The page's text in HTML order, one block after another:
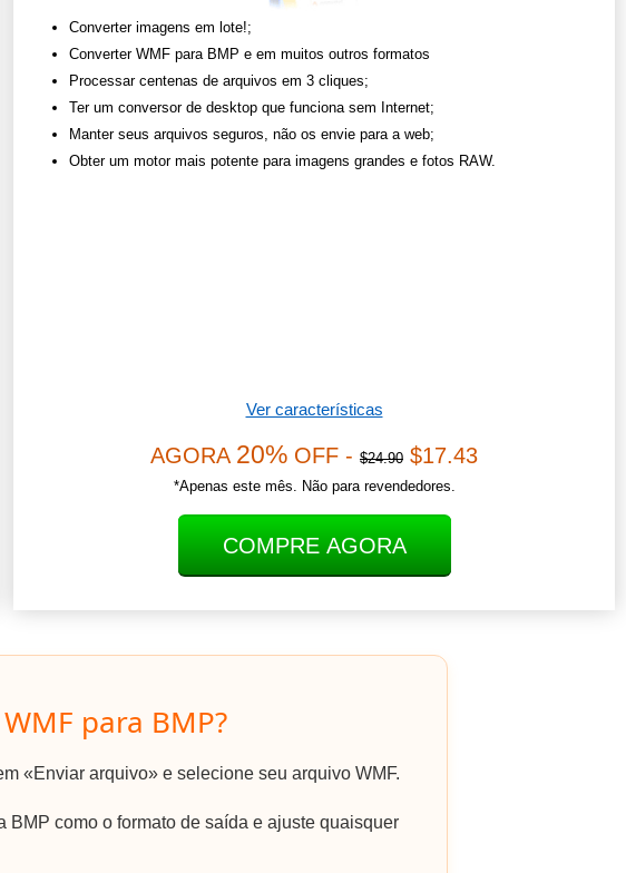
Converter imagens em lote!;
Converter WMF para BMP e em muitos outros formatos
Processar centenas de arquivos em 3 cliques;
Ter um conversor de desktop que funciona sem Internet;
Manter seus arquivos seguros, não os envie para a web;
Obter um motor mais potente para imagens grandes e fotos RAW.
Ver características
AGORA 20% OFF - $24.90 $17.43
*Apenas este mês. Não para revendedores.
COMPRE AGORA
para BMP?
«Enviar arquivo» e selecione seu arquivo WMF.
BMP como o formato de saída e ajuste quaisquer